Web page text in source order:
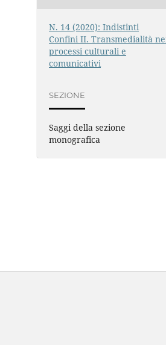
N. 14 (2020): Indistinti
Confini II. Transmedialità
processi culturali e
comunicativi
SEZIONE
Saggi della sezione
monografica